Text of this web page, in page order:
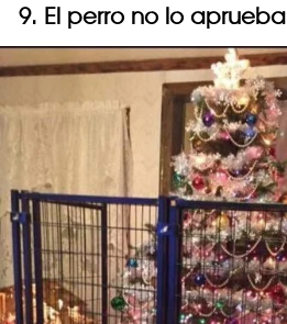
9. El perro no lo aprueba